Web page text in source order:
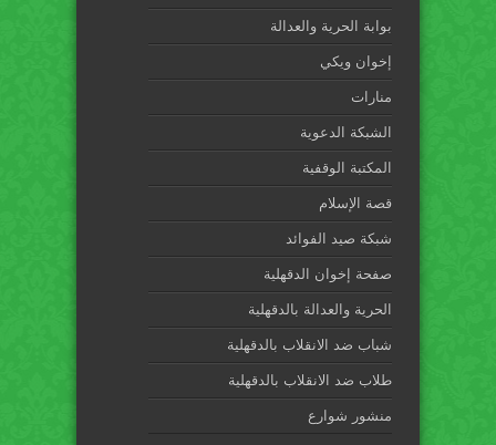
بوابة الحرية والعدالة
إخوان ويكي
منارات
الشبكة الدعوية
المكتبة الوقفية
قصة الإسلام
شبكة صيد الفوائد
صفحة إخوان الدقهلية
الحرية والعدالة بالدقهلية
شباب ضد الانقلاب بالدقهلية
طلاب ضد الانقلاب بالدقهلية
منشور شوارع